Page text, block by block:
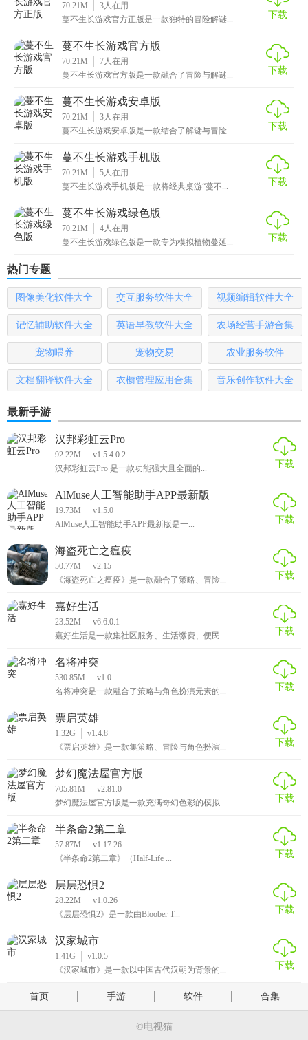
4. 升级与解锁：通过游戏进程获取金币或阳光，用于升级植
物或解锁新的植物种类。
【蔓不生长游戏去广告版点评】
蔓不生长游戏去广告版是一款结合了策略与休闲的佳作，其
独特的艺术风格、丰富的游戏内容和无需广告的清爽体验，
使其成为同类游戏中的佼佼者。无论是对于喜欢策略挑战的
玩家，还是追求视觉享受的玩家来说，都是一个不可多得的
好选择。
70.21M 3人在用
蔓不生长游戏官方正版是一款独特的冒险解谜...
下载
蔓不生长游戏官方版
70.21M 7人在用
蔓不生长游戏官方版是一款融合了冒险与解谜...
下载
蔓不生长游戏安卓版
70.21M 3人在用
蔓不生长游戏安卓版是一款结合了解谜与冒险...
下载
蔓不生长游戏手机版
70.21M 5人在用
蔓不生长游戏手机版是一款将经典桌游“蔓不...
下载
蔓不生长游戏绿色版
70.21M 4人在用
蔓不生长游戏绿色版是一款专为模拟植物蔓延...
下载
热门专题
图像美化软件大全 交互服务软件大全 视频编辑软件大全
记忆辅助软件大全 英语早教软件大全 农场经营手游合集
宠物喂养 宠物交易 农业服务软件
文档翻译软件大全 衣橱管理应用合集 音乐创作软件大全
最新手游
汉邦彩虹云Pro
92.22M
v1.5.4.0.2
汉邦彩虹云Pro 是一款功能强大且全面的...
下载
AlMuse人工智能助手APP最新版
19.73M
v1.5.0
AlMuse人工智能助手APP最新版是一...
下载
海盗死亡之瘟疫
50.77M
v2.15
《海盗死亡之瘟疫》是一款融合了策略、冒险...
下载
嘉好生活
23.52M
v6.6.0.1
嘉好生活是一款集社区服务、生活缴费、便民...
下载
名将冲突
530.85M
v1.0
名将冲突是一款融合了策略与角色扮演元素的...
下载
票启英雄
1.32G
v1.4.8
《票启英雄》是一款集策略、冒险与角色扮演...
下载
梦幻魔法屋官方版
705.81M
v2.81.0
梦幻魔法屋官方版是一款充满奇幻色彩的模拟...
下载
半条命2第二章
57.87M
v1.17.26
《半条命2第二章》（Half-Life ...
下载
层层恐惧2
28.22M
v1.0.26
《层层恐惧2》是一款由Bloober T...
下载
汉家城市
1.41G
v1.0.5
《汉家城市》是一款以中国古代汉朝为背景的...
下载
首页 手游 软件 合集
©电视猫